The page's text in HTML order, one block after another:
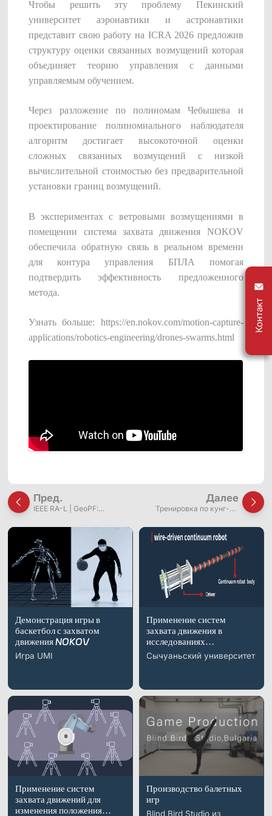
Платформа обучения роботов ShadowEngine
Инструменты для разработчиков
Многомодальный сбор и управление данными
Интеграции
Все интеграции
Чтобы решить эту проблему Пекинский
университет аэронавтики и астронавтики
представит свою работу на ICRA 2026 предложив
структуру оценки связанных возмущений которая
объединяет теорию управления с данными
управляемым обучением.
Через разложение по полиномам Чебышева и
проектирование полиномиального наблюдателя
алгоритм достигает высокоточной оценки
сложных связанных возмущений с низкой
вычислительной стоимостью без предварительной
установки границ возмущений.
В экспериментах с ветровыми возмущениями в
помещении система захвата движения NOKOV
обеспечила обратную связь в реальном времени
для контура управления БПЛА помогая
подтвердить эффективность предложенного
метода.
Узнать больше: https://en.nokov.com/motion-capture-
applications/robotics-engineering/drones-swarms.html
Пред.
IEEE RA-L | GeoPF:
потенциальные поля для
в сложных средах
Далее
Тренировка по кунг-фу
Демонстрация игры в
баскетбол с захватом
движения NOKOV
Игра UMI
Применение систем
захвата движения в
исследованиях
бесконечных роботов с
проводным управлением
Сычуаньский университет
Применение систем
захвата движений для
изменения положения
Производство балетных
игр
Blind Bird Studio из
Контакт